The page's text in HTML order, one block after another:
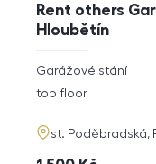
Rent others
Hloubětín
rozměry
disposition
Garážové stání
funkce
top floor
adresa
st. Poděbradská,